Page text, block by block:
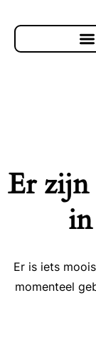
Er zijn
Er is iets
momenteel